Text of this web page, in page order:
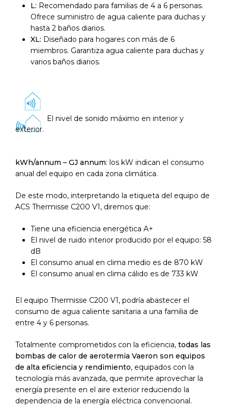
L: Recomendado para familias de 4 a 6 personas.
Ofrece suministro de agua caliente para duchas y
hasta 2 baños diarios.
XL: Diseñado para hogares con más de 6
miembros. Garantiza agua caliente para duchas y
varios baños diarios.
El nivel de sonido máximo en interior y
exterior.
kWh/annum – GJ annum: los kW indican el consumo
anual del equipo en cada zona climática.
De este modo, interpretando la etiqueta del equipo de
ACS Thermisse C200 V1, diremos que:
Tiene una eficiencia energética A+
El nivel de ruido interior producido por el equipo: 58
dB
El consumo anual en clima medio es de 870 kW
El consumo anual en clima cálido es de 733 kW
El equipo Thermisse C200 V1, podría abastecer el
consumo de agua caliente sanitaria a una familia de
entre 4 y 6 personas.
Totalmente comprometidos con la eficiencia, todas las
bombas de calor de aerotermia Vaeron son equipos
de alta eficiencia y rendimiento, equipados con la
tecnología más avanzada, que permite aprovechar la
energía presente en el aire exterior reduciendo la
dependencia de la energía eléctrica convencional.